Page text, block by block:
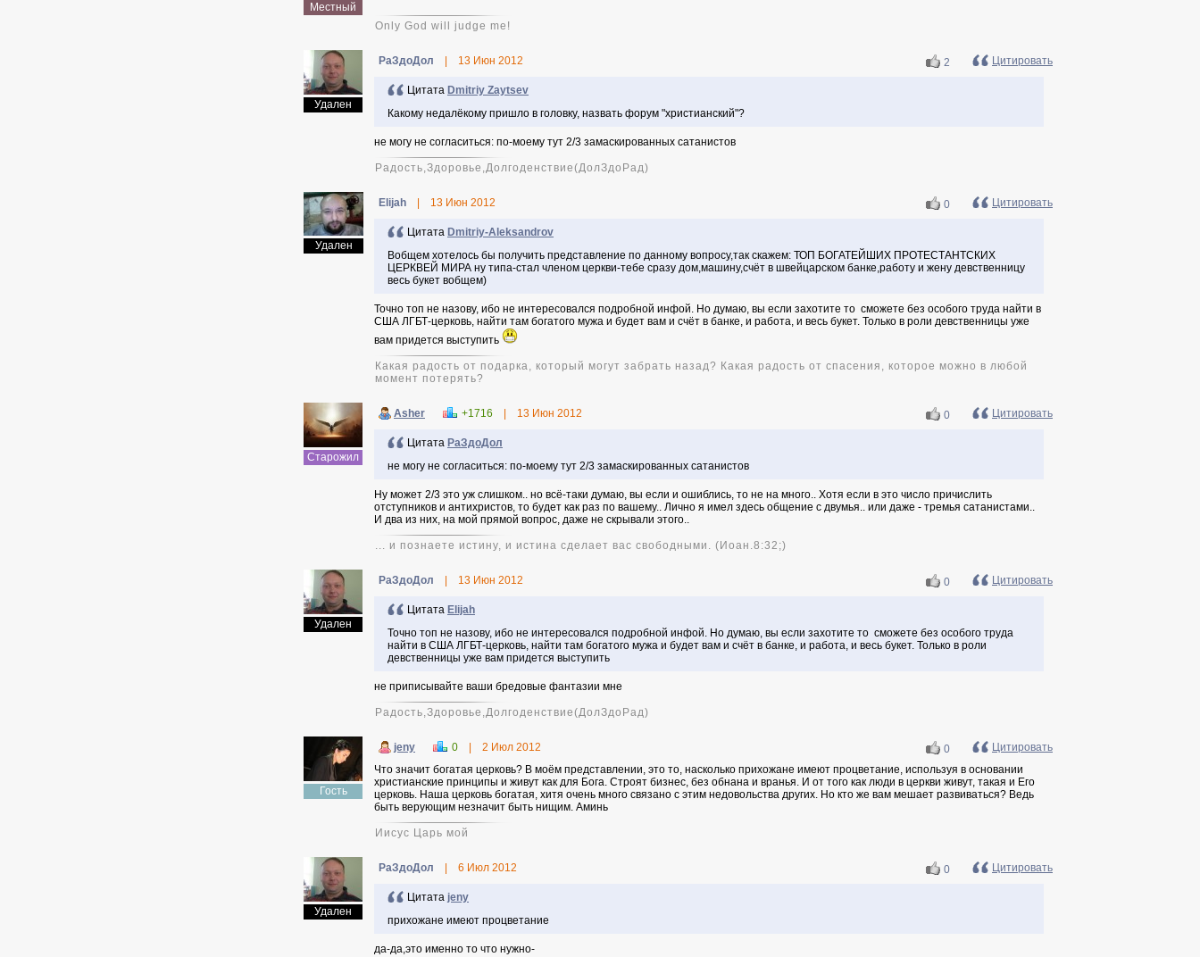
Местный
Only God will judge me!
Удален
РаЗдоДол 13 Июн 2012 2 Цитировать
Цитата Dmitriy Zaytsev
Какому недалёкому пришло в головку, назвать форум "христианский"?
не могу не согласиться: по-моему тут 2/3 замаскированных сатанистов
Радость,Здоровье,Долгоденствие(ДолЗдоРад)
Удален
Elijah 13 Июн 2012 0 Цитировать
Цитата Dmitriy-Aleksandrov
Вобщем хотелось бы получить представление по данному вопросу,так скажем: ТОП БОГАТЕЙШИХ ПРОТЕСТАНТСКИХ
ЦЕРКВЕЙ МИРА ну типа-стал членом церкви-тебе сразу дом,машину,счёт в швейцарском банке,работу и жену девственницу
весь букет вобщем)
Точно топ не назову, ибо не интересовался подробной инфой. Но думаю, вы если захотите то сможете без особого труда найти в
США ЛГБТ-церковь, найти там богатого мужа и будет вам и счёт в банке, и работа, и весь букет. Только в роли девственницы уже
вам придется выступить
Какая радость от подарка, который могут забрать назад? Какая радость от спасения, которое можно в любой
момент потерять?
Старожил
Asher +1716 13 Июн 2012 0 Цитировать
Цитата РаЗдоДол
не могу не согласиться: по-моему тут 2/3 замаскированных сатанистов
Ну может 2/3 это уж слишком.. но всё-таки думаю, вы если и ошиблись, то не на много.. Хотя если в это число причислить
отступников и антихристов, то будет как раз по вашему.. Лично я имел здесь общение с двумья.. или даже - тремья сатанистами..
И два из них, на мой прямой вопрос, даже не скрывали этого..
... и познаете истину, и истина сделает вас свободными. (Иоан.8:32;)
Удален
РаЗдоДол 13 Июн 2012 0 Цитировать
Цитата Elijah
Точно топ не назову, ибо не интересовался подробной инфой. Но думаю, вы если захотите то сможете без особого труда
найти в США ЛГБТ-церковь, найти там богатого мужа и будет вам и счёт в банке, и работа, и весь букет. Только в роли
девственницы уже вам придется выступить
не приписывайте ваши бредовые фантазии мне
Радость,Здоровье,Долгоденствие(ДолЗдоРад)
Гость
jeny 0 2 Июл 2012 0
Цитировать
Что значит богатая церковь? В моём представлении, это то, насколько прихожане имеют процветание, используя в основании
христианские принципы и живут как для Бога. Строят бизнес, без обнана и вранья. И от того как люди в церкви живут, такая и Его
церковь. Наша церковь богатая, хитя очень много связано с этим недовольства других. Но кто же вам мешает развиваться? Ведь
быть верующим незначит быть нищим. Аминь
Иисус Царь мой
Удален
РаЗдоДол 6 Июл 2012 0 Цитировать
Цитата jeny
прихожане имеют процветание
да-да,это именно то что нужно-